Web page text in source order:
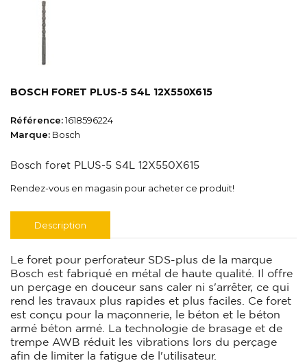
BOSCH FORET PLUS-5 S4L 12X550X615
Référence:1618596224
Marque: Bosch
Bosch foret PLUS-5 S4L 12X550X615
Rendez-vous en magasin pour acheter ce produit!
Description
Le foret pour perforateur SDS-plus de la marque
Bosch est fabriqué en métal de haute qualité. Il offre
un perçage en douceur sans caler ni s'arrêter, ce qui
rend les travaux plus rapides et plus faciles. Ce foret
est conçu pour la maçonnerie, le béton et le béton
armé béton armé. La technologie de brasage et de
trempe AWB réduit les vibrations lors du perçage
afin de limiter la fatigue de l'utilisateur.